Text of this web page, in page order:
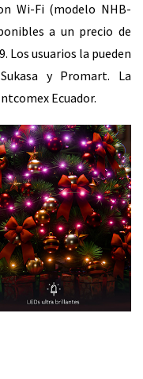
Wi-Fi (modelo NHB-
a un precio de
Los usuarios la pueden
y Promart. La
Ecuador.